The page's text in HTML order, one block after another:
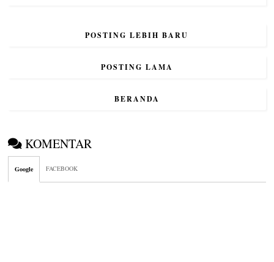
POSTING LEBIH BARU
POSTING LAMA
BERANDA
KOMENTAR
Google FACEBOOK